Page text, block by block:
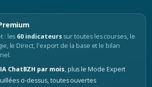
: les 60 indicateurs sur toutes les courses, le
le Direct, l'export de la base et le bilan
ChatBZH par mois, plus le Mode Expert
ci-dessus, toutes ouvertes